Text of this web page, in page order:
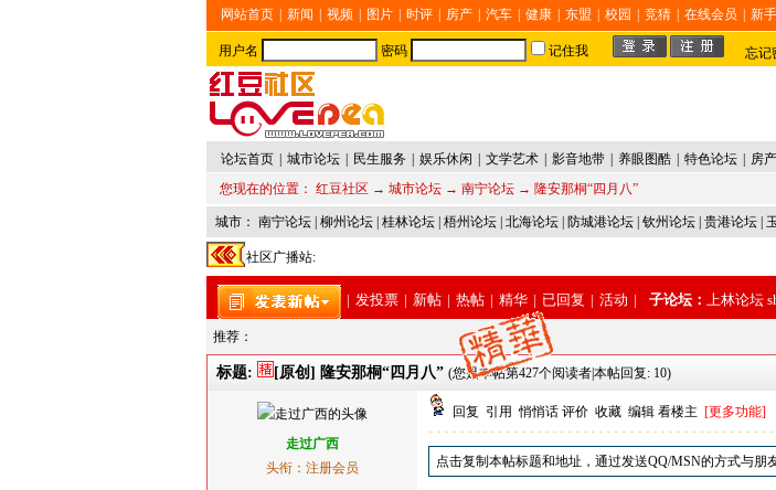
网站首页 新闻 视频 图片 时评 房产 汽车 健康 东盟 校园 竞猜 在线会员 新
用户名 密码 记住我 忘记
论坛首页 城市论坛 民生服务 娱乐休闲 文学艺术 影音地带 养眼图酷 特色论坛 房
您现在的位置： 红豆社区 → 城市论坛 → 南宁论坛 → 隆安那桐“四月八”
城市： 南宁论坛 柳州论坛 桂林论坛 梧州论坛 北海论坛 防城港论坛 钦州论坛 贵港论坛
社区广播站:
| 发投票 | 新帖 | 热帖 | 精华 | 已回复 | 活动 | 子论坛： 上林论坛
推荐：
标题: [原创] 隆安那桐“四月八” (您是本帖第427个阅读者|本帖回复: 10)
走过广西
头衔：注册会员
回复 引用 悄悄话 评价 收藏 编辑 看楼主 [更多功能]
点击复制本帖标题和地址，通过发送QQ/MSN的方式与朋